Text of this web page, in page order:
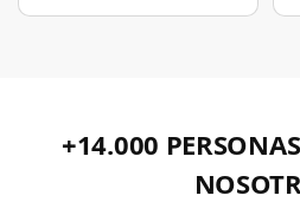
+14.000